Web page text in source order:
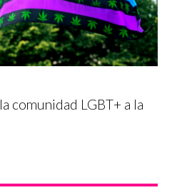
comunidad LGBT+ a la